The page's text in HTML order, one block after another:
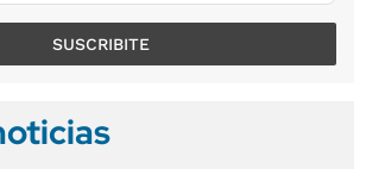
SUSCRIBITE